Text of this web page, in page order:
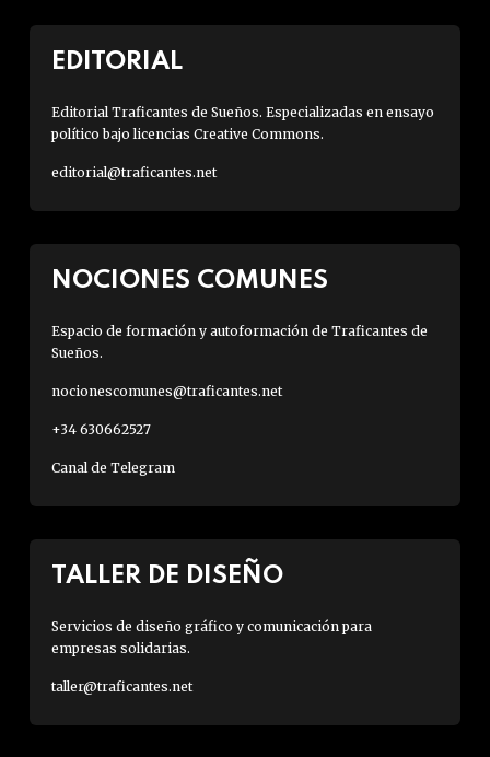
EDITORIAL
Editorial Traficantes de Sueños. Especializadas en ensayo
político bajo licencias Creative Commons.
editorial@traficantes.net
NOCIONES COMUNES
Espacio de formación y autoformación de Traficantes de
Sueños.
nocionescomunes@traficantes.net
+34 630662527
Canal de Telegram
TALLER DE DISEÑO
Servicios de diseño gráfico y comunicación para
empresas solidarias.
taller@traficantes.net